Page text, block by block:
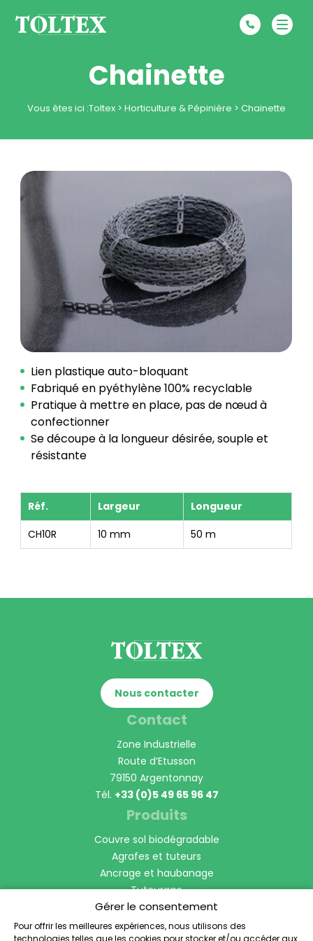
Gérer le consentement
Pour offrir les meilleures expériences, nous utilisons des
technologies telles que les cookies pour stocker et/ou accéder aux
Chainette
Vous êtes ici :Toltex > Horticulture & Pépinière > Chainette
Lien plastique auto-bloquant
Fabriqué en pyéthylène 100% recyclable
Pratique à mettre en place, pas de nœud à
confectionner
Se découpe à la longueur désirée, souple et
résistante
Réf. Largeur
Longueur
CH10R
10 mm 50 m
Nous contacter
Contact
Zone Industrielle
Route d’Etusson
79150 Argentonnay
Tél. +33 (0)5 49 65 96 47
Produits
Couvre sol biodégradable
Agrafes et tuteurs
Ancrage et haubanage
Tuteurage
Manchon Protection de tronc
Bordures et voliges